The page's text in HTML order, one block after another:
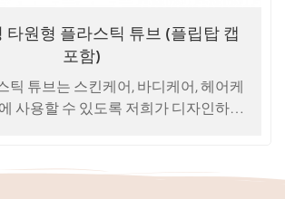
타원형 플라스틱 튜브 (플립탑 캡
포함)
틱 튜브는 스킨케어, 바디케어, 헤어케
사용할 수 있도록 저희가 디자인하고